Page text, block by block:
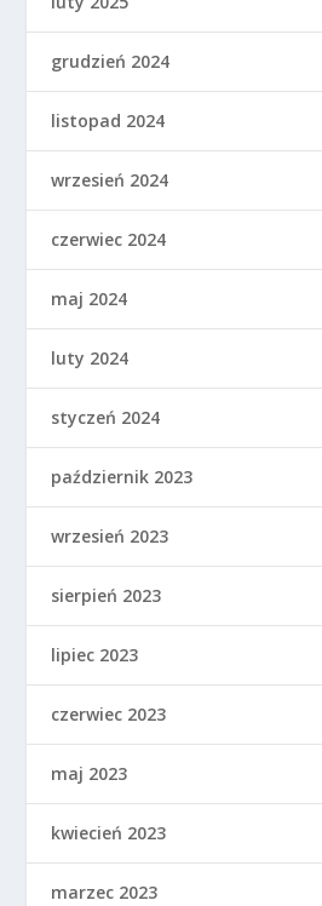
grudzień 2024
listopad 2024
wrzesień 2024
czerwiec 2024
maj 2024
luty 2024
styczeń 2024
październik 2023
wrzesień 2023
sierpień 2023
lipiec 2023
czerwiec 2023
maj 2023
kwiecień 2023
marzec 2023